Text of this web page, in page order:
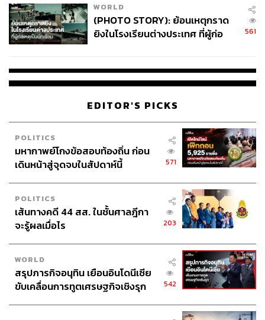
147
สมศักดิ์ จันทวิชชประภา
โปรดิวเซอร์ คอลัมนิสต์ และบรรณาธิการ ผู้
หลงใหลในความตื่นเต้นของกีฬาและความ
สงบของการอ่านหนังสือเงียบๆ
WORLD
(PHOTO STORY): ย้อนเหตุกราด
ยิงในโรงเรียนต่างประเทศ ที่ผู้ก่อ
561
EDITOR'S PICKS
POLITICS
มหากาพย์โกงข้อสอบท้องถิ่น ก่อน
เดินหน้าสู่จุดจบในสัปดาห์นี้
571
POLITICS
เส้นทางคดี 44 สส. ในชั้นศาลฎีกา
จะรู้ผลเมื่อไร
203
WORLD
สรุปภารกิจอนุทิน เยือนอินโดนีเซีย
ขับเคลื่อนการทูตเศรษฐกิจเชิงรุก
542